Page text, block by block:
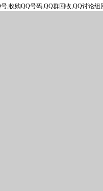
,收购QQ号码,QQ群回收,QQ讨论